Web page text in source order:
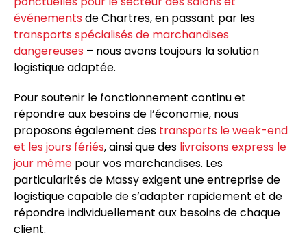
événements de Chartres, en passant par les
transports spécialisés de marchandises
dangereuses – nous avons toujours la solution
logistique adaptée.
Pour soutenir le fonctionnement continu et
répondre aux besoins de l’économie, nous
proposons également des transports le week-end
et les jours fériés, ainsi que des livraisons express le
jour même pour vos marchandises. Les
particularités de Massy exigent une entreprise de
logistique capable de s’adapter rapidement et de
répondre individuellement aux besoins de chaque
client.